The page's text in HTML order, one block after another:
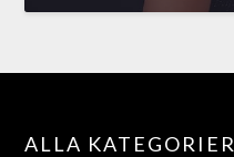
ALLA KATEGORIER